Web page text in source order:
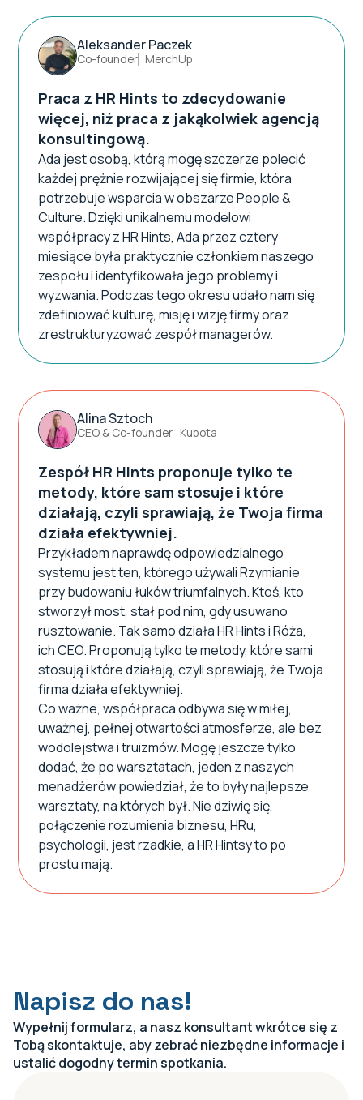
Aleksander Paczek
Co-founder MerchUp
Praca z HR Hints to zdecydowanie
więcej, niż praca z jakąkolwiek agencją
konsultingową.
Ada jest osobą, którą mogę szczerze polecić
każdej prężnie rozwijającej się firmie, która
potrzebuje wsparcia w obszarze People &
Culture. Dzięki unikalnemu modelowi
współpracy z HR Hints, Ada przez cztery
miesiące była praktycznie członkiem naszego
zespołu i identyfikowała jego problemy i
wyzwania. Podczas tego okresu udało nam się
zdefiniować kulturę, misję i wizję firmy oraz
zrestrukturyzować zespół managerów.
Alina Sztoch
CEO & Co-founder Kubota
Zespół HR Hints proponuje tylko te
metody, które sam stosuje i które
działają, czyli sprawiają, że Twoja firma
działa efektywniej.
Przykładem naprawdę odpowiedzialnego
systemu jest ten, którego używali Rzymianie
przy budowaniu łuków triumfalnych. Ktoś, kto
stworzył most, stał pod nim, gdy usuwano
rusztowanie. Tak samo działa HR Hints i Róża,
ich CEO. Proponują tylko te metody, które sami
stosują i które działają, czyli sprawiają, że Twoja
firma działa efektywniej.
Co ważne, współpraca odbywa się w miłej,
uważnej, pełnej otwartości atmosferze, ale bez
wodolejstwa i truizmów. Mogę jeszcze tylko
dodać, że po warsztatach, jeden z naszych
menadżerów powiedział, że to były najlepsze
warsztaty, na których był. Nie dziwię się,
połączenie rozumienia biznesu, HRu,
psychologii, jest rzadkie, a HR Hintsy to po
prostu mają.
Napisz do nas!
Wypełnij formularz, a nasz konsultant wkrótce się z
Tobą skontaktuje, aby zebrać niezbędne informacje i
ustalić dogodny termin spotkania.